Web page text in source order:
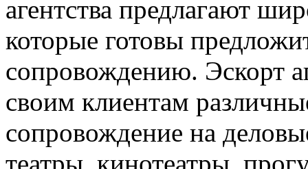
агентства предлагают
которые готовы
сопровождению. Эскорт
своим клиентам
сопровождение на
театры, кинотеатры,